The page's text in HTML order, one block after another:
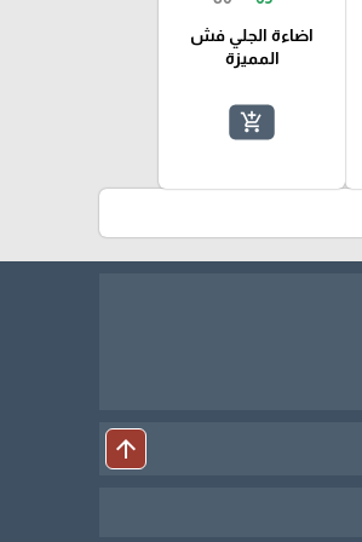
اضاءة الجلي فش
المميزة
add_shopping_cart
arrow_upward